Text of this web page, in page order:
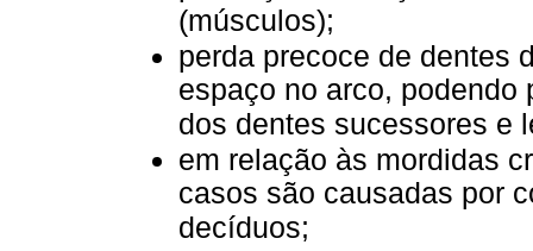
(músculos);
perda precoce de dentes
espaço no arco, podendo
dos dentes sucessores e
em relação às mordidas
casos são causadas por
decíduos;